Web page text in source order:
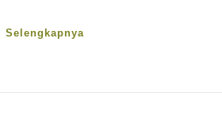
Selengkapnya